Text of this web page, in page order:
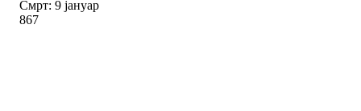
Смрт: 9 јануар
867